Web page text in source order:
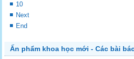
10
Next
End
Ấn phẩm khoa học mới - Các bài